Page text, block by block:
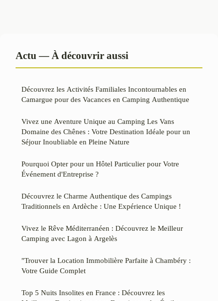
Actu — À découvrir aussi
Découvrez les Activités Familiales Incontournables en
Camargue pour des Vacances en Camping Authentique
Vivez une Aventure Unique au Camping Les Vans
Domaine des Chênes : Votre Destination Idéale pour un
Séjour Inoubliable en Pleine Nature
Pourquoi Opter pour un Hôtel Particulier pour Votre
Événement d'Entreprise ?
Découvrez le Charme Authentique des Campings
Traditionnels en Ardèche : Une Expérience Unique !
Vivez le Rêve Méditerranéen : Découvrez le Meilleur
Camping avec Lagon à Argelès
"Trouver la Location Immobilière Parfaite à Chambéry :
Votre Guide Complet
Top 5 Nuits Insolites en France : Découvrez les